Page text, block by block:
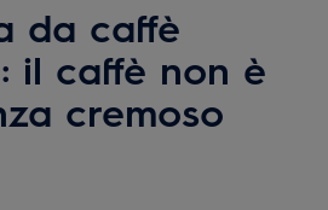
da caffè
il caffè non è
cremoso